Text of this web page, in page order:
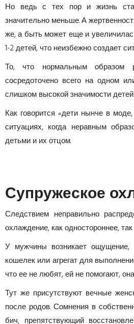
Но ведь с тех пор и жизнь
значительно меньше. А
же, а быть может еще и
1-2 детей, что неизбежно создает
То, что нормальным образом
сосредоточено всего на одном
слишком высокой значимости детей
Как говорится «дети нынче в
ситуациях, когда неравным
детьми и их отцом.
Супружеское
Следствием неправильно
охлаждение, как одностороннее,
У мужчины возникает
кошелек или агрегат для
что ее не любят, ей не помогают,
Тут же присутствуют вечные
после родов. Сомнения в
бич, препятствующий